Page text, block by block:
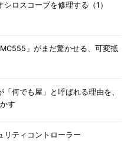
ロスコープを修理する（1）
」がまだ驚かせる、可変抵
何でも屋」と呼ばれる理由を、
す
リティコントローラー